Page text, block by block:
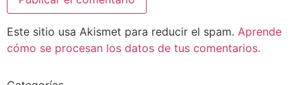
Este sitio usa Akismet para reducir el spam. Aprende
cómo se procesan los datos de tus comentarios.